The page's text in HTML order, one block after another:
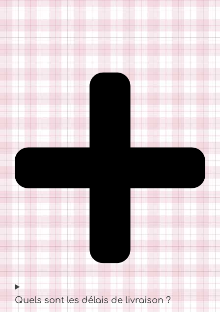
Quels sont les délais de livraison ?